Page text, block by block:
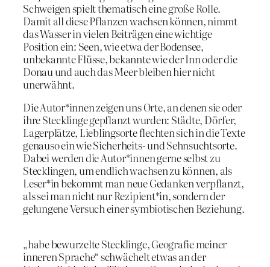
Schweigen spielt thematisch eine große Rolle.
Damit all diese Pflanzen wachsen können, nimmt
das Wasser in vielen Beiträgen eine wichtige
Position ein: Seen, wie etwa der Bodensee,
unbekannte Flüsse, bekannte wie der Inn oder die
Donau und auch das Meer bleiben hier nicht
unerwähnt.
Die Autor*innen zeigen uns Orte, an denen sie oder
ihre Stecklinge gepflanzt wurden: Städte, Dörfer,
Lagerplätze, Lieblingsorte flechten sich in die Texte
genauso ein wie Sicherheits- und Sehnsuchtsorte.
Dabei werden die Autor*innen gerne selbst zu
Stecklingen, um endlich wachsen zu können, als
Leser*in bekommt man neue Gedanken verpflanzt,
als sei man nicht nur Rezipient*in, sondern der
gelungene Versuch einer symbiotischen Beziehung.
„habe bewurzelte Stecklinge, Geografie meiner
inneren Sprache“ schwächelt etwas an der